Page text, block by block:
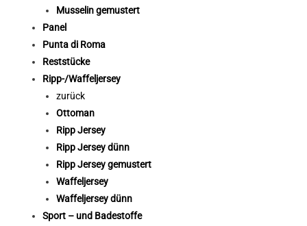
Musselin gemustert
Panel
Punta di Roma
Reststücke
Ripp-/Waffeljersey
zurück
Ottoman
Ripp Jersey
Ripp Jersey dünn
Ripp Jersey gemustert
Waffeljersey
Waffeljersey dünn
Sport – und Badestoffe